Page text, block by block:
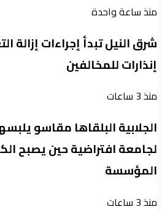
منذ ساعة واحدة
شرق النيل تبدأ إجراءات إزالة
إنذارات للمخالفين
منذ 3 ساعات
الجلابية البلقاها مقاسو
لجامعة افتراضية حين يصبح
المؤسسة
منذ 3 ساعات